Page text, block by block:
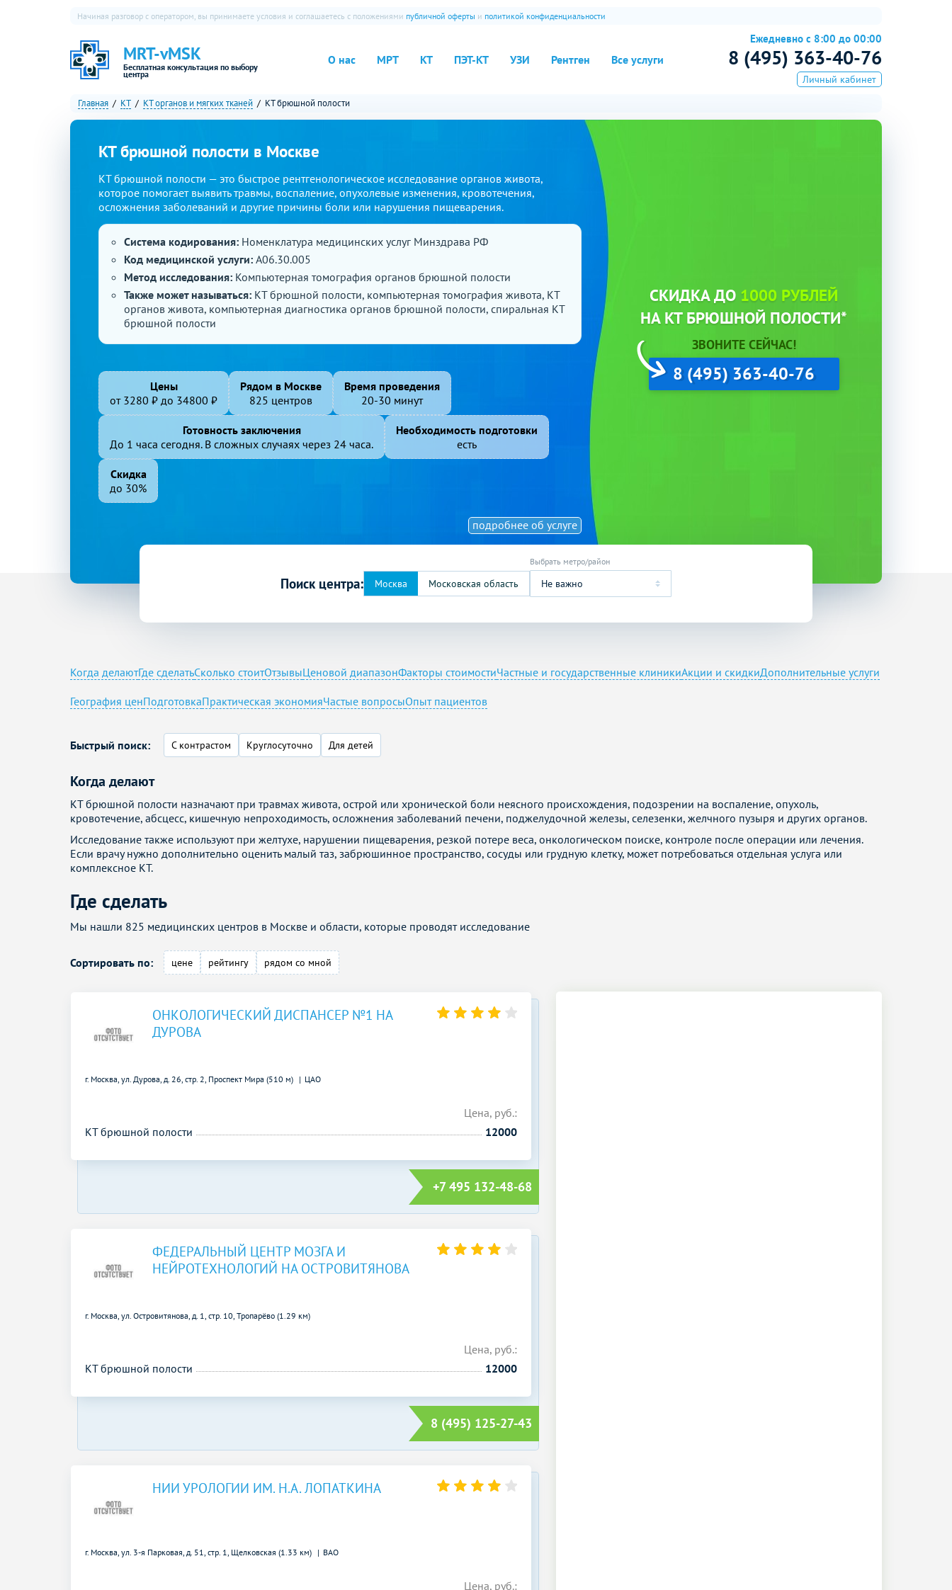
MRT-vMSK
Бесплатная консультация по выбору
центра
О нас МРТ КТ ПЭТ-КТ УЗИ Рентген Все услуги
Начиная разговор с оператором, вы принимаете условия и соглашаетесь с положениями публичной оферты и политикой конфиденциальности
Ежедневно с 8:00 до 00:00
8 (495) 363-40-76
Личный кабинет
Главная КТ КТ органов и мягких тканей КТ брюшной полости
КТ брюшной полости в Москве
подробнее об услуге
СКИДКА ДО 1000 РУБЛЕЙ
НА КТ БРЮШНОЙ ПОЛОСТИ*
ЗВОНИТЕ СЕЙЧАС!
8 (495) 363-40-76
КТ брюшной полости — это быстрое рентгенологическое исследование органов живота,
которое помогает выявить травмы, воспаление, опухолевые изменения, кровотечения,
осложнения заболеваний и другие причины боли или нарушения пищеварения.
Система кодирования: Номенклатура медицинских услуг Минздрава РФ
Код медицинской услуги: A06.30.005
Метод исследования: Компьютерная томография органов брюшной полости
Также может называться: КТ брюшной полости, компьютерная томография живота, КТ
органов живота, компьютерная диагностика органов брюшной полости, спиральная КТ
брюшной полости
Цены
от 3280 ₽ до 34800 ₽
Рядом в Москве
825 центров
Время проведения
20-30 минут
Готовность заключения
До 1 часа сегодня. В сложных случаях через 24 часа.
Необходимость подготовки
есть
Скидка
до 30%
Поиск центра: Не важно
Когда делаютГде сделатьСколько стоитОтзывыЦеновой диапазонФакторы стоимостиЧастные и государственные клиникиАкции и скидкиДополнительные услуги
География ценПодготовкаПрактическая экономияЧастые вопросыОпыт пациентов
Когда делают
КТ брюшной полости назначают при травмах живота, острой или хронической боли неясного происхождения, подозрении на воспаление, опухоль,
кровотечение, абсцесс, кишечную непроходимость, осложнения заболеваний печени, поджелудочной железы, селезенки, желчного пузыря и других органов.
Исследование также используют при желтухе, нарушении пищеварения, резкой потере веса, онкологическом поиске, контроле после операции или лечения.
Если врачу нужно дополнительно оценить малый таз, забрюшинное пространство, сосуды или грудную клетку, может потребоваться отдельная услуга или
комплексное КТ.
Быстрый поиск: С контрастом Круглосуточно Для детей
Где сделать
Мы нашли 825 медицинских центров в Москве и области, которые проводят исследование
Сортировать по: цене рейтингу рядом со мной
ОНКОЛОГИЧЕСКИЙ ДИСПАНСЕР №1 НА
ДУРОВА
г. Москва, ул. Дурова, д. 26, стр. 2, Проспект Мира (510 м) ЦАО
Цена, руб.:
КТ брюшной полости
12000
+7 495 132-48-68
ФЕДЕРАЛЬНЫЙ ЦЕНТР МОЗГА И
НЕЙРОТЕХНОЛОГИЙ НА ОСТРОВИТЯНОВА
г. Москва, ул. Островитянова, д. 1, стр. 10, Тропарёво (1.29 км)
Цена, руб.:
КТ брюшной полости
12000
8 (495) 125-27-43
НИИ УРОЛОГИИ ИМ. Н.А. ЛОПАТКИНА
г. Москва, ул. 3-я Парковая, д. 51, стр. 1, Щелковская (1.33 км) ВАО
Цена, руб.: